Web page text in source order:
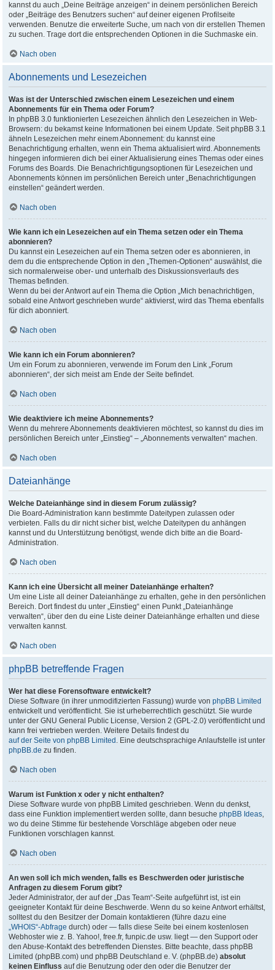
kannst du auch „Deine Beiträge anzeigen“ in deinem persönlichen Bereich
oder „Beiträge des Benutzers suchen“ auf deiner eigenen Profilseite
verwenden. Benutze die erweiterte Suche, um nach von dir erstellen Themen
zu suchen. Trage dort die entsprechenden Optionen in die Suchmaske ein.
Nach oben
Abonnements und Lesezeichen
Was ist der Unterschied zwischen einem Lesezeichen und einem
Abonnements für ein Thema oder Forum?
In phpBB 3.0 funktionierten Lesezeichen ähnlich den Lesezeichen in Web-
Browsern: du bekamst keine Informationen bei einem Update. Seit phpBB 3.1
ähneln Lesezeichen mehr einem Abonnement: du kannst eine
Benachrichtigung erhalten, wenn ein Thema aktualisiert wird. Abonnements
hingegen informieren dich bei einer Aktualisierung eines Themas oder eines
Forums des Boards. Die Benachrichtigungsoptionen für Lesezeichen und
Abonnements können im persönlichen Bereich unter „Benachrichtigungen
einstellen“ geändert werden.
Nach oben
Wie kann ich ein Lesezeichen auf ein Thema setzen oder ein Thema
abonnieren?
Du kannst ein Lesezeichen auf ein Thema setzen oder es abonnieren, in
dem du die entsprechende Option in den „Themen-Optionen“ auswählst, die
sich normalerweise ober- und unterhalb des Diskussionsverlaufs des
Themas befinden.
Wenn du bei der Antwort auf ein Thema die Option „Mich benachrichtigen,
sobald eine Antwort geschrieben wurde“ aktivierst, wird das Thema ebenfalls
für dich abonniert.
Nach oben
Wie kann ich ein Forum abonnieren?
Um ein Forum zu abonnieren, verwende im Forum den Link „Forum
abonnieren“, der sich meist am Ende der Seite befindet.
Nach oben
Wie deaktiviere ich meine Abonnements?
Wenn du mehrere Abonnements deaktivieren möchtest, so kannst du dies im
persönlichen Bereich unter „Einstieg“ – „Abonnements verwalten“ machen.
Nach oben
Dateianhänge
Welche Dateianhänge sind in diesem Forum zulässig?
Die Board-Administration kann bestimmte Dateitypen zulassen oder
verbieten. Falls du dir nicht sicher bist, welche Dateitypen du anhängen
kannst und du Unterstützung benötigst, wende dich bitte an die Board-
Administration.
Nach oben
Kann ich eine Übersicht all meiner Dateianhänge erhalten?
Um eine Liste all deiner Dateianhänge zu erhalten, gehe in den persönlichen
Bereich. Dort findest du unter „Einstieg“ einen Punkt „Dateianhänge
verwalten“, über den du eine Liste deiner Dateianhänge erhalten und diese
verwalten kannst.
Nach oben
phpBB betreffende Fragen
Wer hat diese Forensoftware entwickelt?
Diese Software (in ihrer unmodifizierten Fassung) wurde vonphpBB Limited
entwickelt und veröffentlicht. Sie ist urheberrechtlich geschützt. Sie wurde
unter der GNU General Public License, Version 2 (GPL-2.0) veröffentlicht und
kann frei vertrieben werden. Weitere Details findest du
auf der Seite von phpBB Limited . Eine deutschsprachige Anlaufstelle ist unter
phpBB.de zu finden.
Nach oben
Warum ist Funktion x oder y nicht enthalten?
Diese Software wurde von phpBB Limited geschrieben. Wenn du denkst,
dass eine Funktion implementiert werden sollte, dann besuchephpBB Ideas,
wo du deine Stimme für bestehende Vorschläge abgeben oder neue
Funktionen vorschlagen kannst.
Nach oben
An wen soll ich mich wenden, falls es Beschwerden oder juristische
Anfragen zu diesem Forum gibt?
Jeder Administrator, der auf der „Das Team“-Seite aufgeführt ist, ist ein
geeigneter Kontakt für deine Beschwerde. Wenn du so keine Antwort erhältst,
solltest du den Besitzer der Domain kontaktieren (führe dazu eine
„WHOIS“-Abfrage durch) oder — falls diese Seite bei einem kostenlosen
Webhoster wie z. B. Yahoo!, free.fr, funpic.de usw. liegt — den Support oder
den Abuse-Kontakt des betreffenden Dienstes. Bitte beachte, dass phpBB
Limited (phpBB.com) und phpBB Deutschland e. V. (phpBB.de)absolut
keinen Einfluss auf die Benutzung oder den oder die Benutzer der